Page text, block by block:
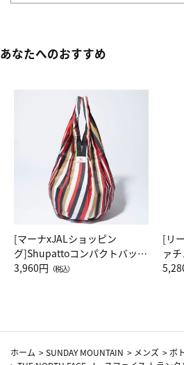
あなたへのおすすめ
[マーナxJALショッピン
グ]Shupattoコンパクトバッグ
Drop JAL客室乗務員（LC）ス
3,960円 （税込）
[リ
ァ
ト（
ホーム >SUNDAY MOUNTAIN > メンズ > ボ